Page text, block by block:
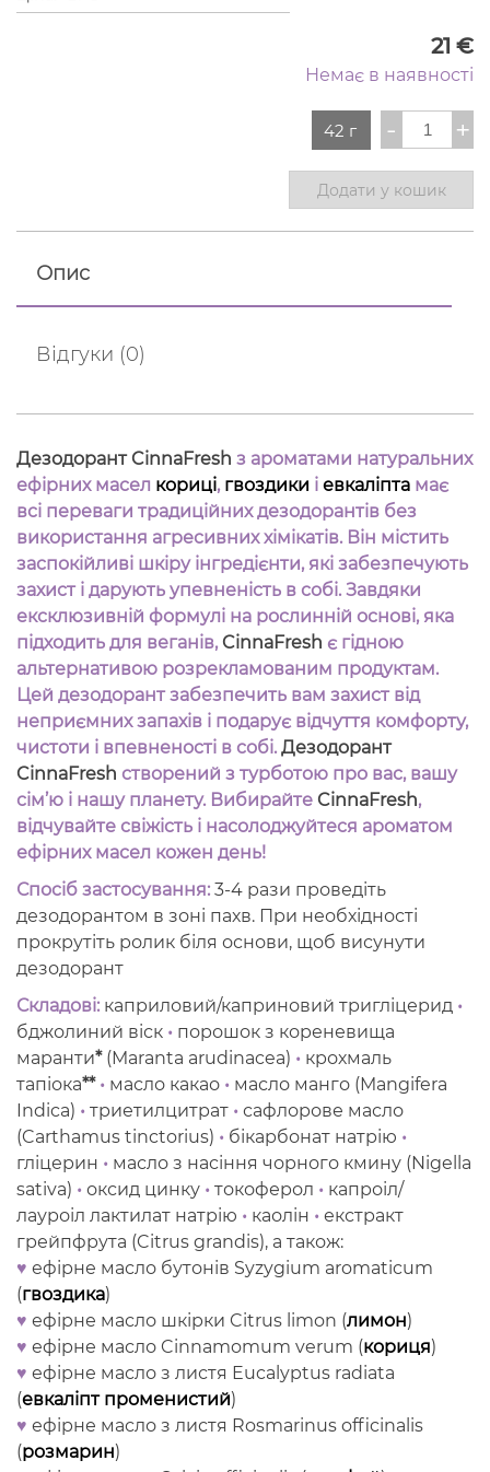
42 г
21 €
Немає в наявності
-
кількість
+
Додати у кошик
Опис
Відгуки (0)
Дезодорант CinnaFresh з ароматами натуральних
ефірних масел кориці, гвоздики і евкаліпта має
всі переваги традиційних дезодорантів без
використання агресивних хімікатів. Він містить
заспокійливі шкіру інгредієнти, які забезпечують
захист і дарують упевненість в собі. Завдяки
ексклюзивній формулі на рослинній основі, яка
підходить для веганів,CinnaFresh є гідною
альтернативою розрекламованим продуктам.
Цей дезодорант забезпечить вам захист від
неприємних запахів і подарує відчуття комфорту,
чистоти і впевненості в собі. Дезодорант
CinnaFresh створений з турботою про вас, вашу
сім’ю і нашу планету. Вибирайте CinnaFresh,
відчувайте свіжість і насолоджуйтеся ароматом
ефірних масел кожен день!
Спосіб застосування: 3-4 рази проведіть
дезодорантом в зоні пахв. При необхідності
прокрутіть ролик біля основи, щоб висунути
дезодорант
Складові: каприловий/каприновий тригліцерид •
бджолиний віск • порошок з кореневища
маранти*(Maranta arudinacea) • крохмаль
тапіока** • масло какао • масло манго (Mangifera
Indica) • триетилцитрат • сафлорове масло
(Carthamus tinctorius) • бікарбонат натрію •
гліцерин • масло з насіння чорного кмину (Nigella
sativa) • оксид цинку • токоферол • капроіл/
лауроіл лактилат натрію • каолін • екстракт
грейпфрута (Citrus grandis), а також:
♥ ефірне масло бутонів Syzygium aromaticum
(гвоздика)
♥ ефірне масло шкірки Citrus limon (лимон)
♥ ефірне масло Cinnamomum verum (кориця)
♥ ефірне масло з листя Eucalyptus radiata
(евкаліпт променистий)
♥ ефірне масло з листя Rosmarinus officinalis
(розмарин)